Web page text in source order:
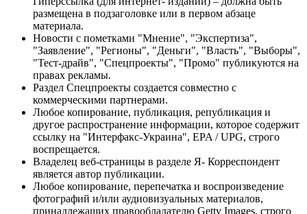
размещена в подзаголовке или в первом абзаце
материала.
Новости с пометками "Мнение", "Экспертиза",
"Заявление", "Регионы", "Деньги", "Власть", "Выборы",
"Тест-драйв", "Спецпроекты", "Промо" публикуются на
правах рекламы.
Раздел Спецпроекты создается совместно с
коммерческими партнерами.
Любое копирование, публикация, републикация и
другое распространение информации, которое содержит
ссылку на "Интерфакс-Украина", EPA / UPG, строго
воспрещается.
Владелец веб-страницы в разделе Я- Корреспондент
является автор публикации.
Любое копирование, перепечатка и воспроизведение
фотографий и/или аудиовизуальных материалов,
принадлежащих правообладателю Getty Images, строго